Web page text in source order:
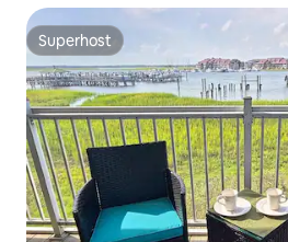
Superhost
Superhost